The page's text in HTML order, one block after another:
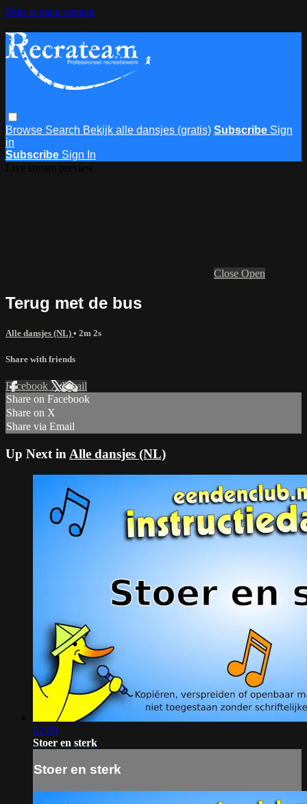
Skip to main content
Browse Search Bekijk alle dansjes (gratis) Subscribe Sign
in
Subscribe Sign In
Close Open
Terug met de bus
Alle dansjes (NL) • 2m 2s
Share with friends
Facebook XEmail
Share on Facebook
Share on X
Share via Email
Up Next in Alle dansjes (NL)
02:09
Stoer en sterk
Stoer en sterk